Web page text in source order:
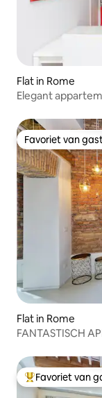
Flat in Rome
Elegant
Favoriet van
Favoriet van
Flat in Rome
FANTASTISCH
Topfavoriet van
Favoriet van